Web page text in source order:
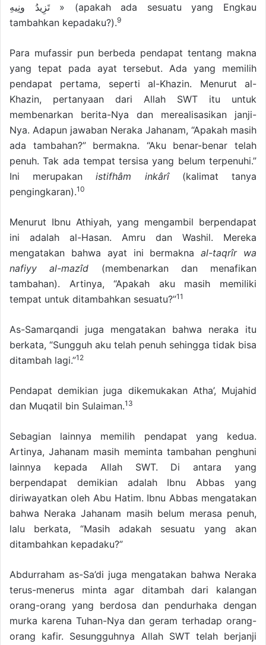
تَزِيدُ ونِيهِ » (apakah ada sesuatu yang Engkau
tambahkan kepadaku?).9
Para mufassir pun berbeda pendapat tentang makna
yang tepat pada ayat tersebut. Ada yang memilih
pendapat pertama, seperti al-Khazin. Menurut al-
Khazin, pertanyaan dari Allah SWT itu untuk
membenarkan berita-Nya dan merealisasikan janji-
Nya. Adapun jawaban Neraka Jahanam, “Apakah masih
ada tambahan?” bermakna. “Aku benar-benar telah
penuh. Tak ada tempat tersisa yang belum terpenuhi.”
Ini merupakanistifhâm inkârî (kalimat tanya
pengingkaran).10
Menurut Ibnu Athiyah, yang mengambil berpendapat
ini adalah al-Hasan. Amru dan Washil. Mereka
mengatakan bahwa ayat ini bermaknaal-taqrîr wa
nafiyy al-mazîd (membenarkan dan menafikan
tambahan). Artinya, “Apakah aku masih memiliki
tempat untuk ditambahkan sesuatu?”11
As-Samarqandi juga mengatakan bahwa neraka itu
berkata, “Sungguh aku telah penuh sehingga tidak bisa
ditambah lagi.”12
Pendapat demikian juga dikemukakan Atha’, Mujahid
dan Muqatil bin Sulaiman.13
Sebagian lainnya memilih pendapat yang kedua.
Artinya, Jahanam masih meminta tambahan penghuni
lainnya kepada Allah SWT. Di antara yang
berpendapat demikian adalah Ibnu Abbas yang
diriwayatkan oleh Abu Hatim. Ibnu Abbas mengatakan
bahwa Neraka Jahanam masih belum merasa penuh,
lalu berkata, “Masih adakah sesuatu yang akan
ditambahkan kepadaku?”
Abdurraham as-Sa’di juga mengatakan bahwa Neraka
terus-menerus minta agar ditambah dari kalangan
orang-orang yang berdosa dan pendurhaka dengan
murka karena Tuhan-Nya dan geram terhadap orang-
orang kafir. Sesungguhnya Allah SWT telah berjanji